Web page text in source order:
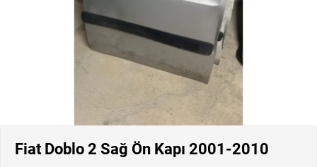
Fiat Doblo 2 Sağ Ön Kapı 2001-2010